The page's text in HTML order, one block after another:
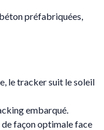
préfabriquées,
le tracker suit le soleil
embarqué.
façon optimale face